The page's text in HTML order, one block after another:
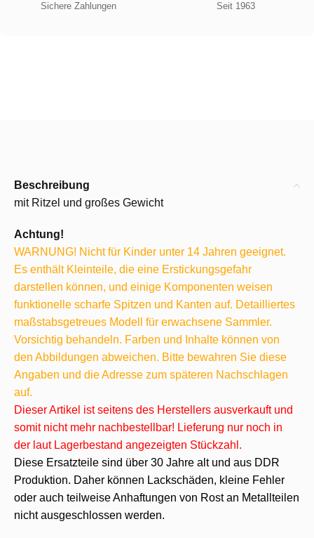
Sichere Zahlungen Seit 1963
Beschreibung
mit Ritzel und großes Gewicht
Achtung!
WARNUNG! Nicht für Kinder unter 14 Jahren geeignet.
Es enthält Kleinteile, die eine Erstickungsgefahr
darstellen können, und einige Komponenten weisen
funktionelle scharfe Spitzen und Kanten auf. Detailliertes
maßstabsgetreues Modell für erwachsene Sammler.
Vorsichtig behandeln. Farben und Inhalte können von
den Abbildungen abweichen. Bitte bewahren Sie diese
Angaben und die Adresse zum späteren Nachschlagen
auf.
Dieser Artikel ist seitens des Herstellers ausverkauft und
somit nicht mehr nachbestellbar! Lieferung nur noch in
der laut Lagerbestand angezeigten Stückzahl.
Diese Ersatzteile sind über 30 Jahre alt und aus DDR
Produktion. Daher können Lackschäden, kleine Fehler
oder auch teilweise Anhaftungen von Rost an Metallteilen
nicht ausgeschlossen werden.